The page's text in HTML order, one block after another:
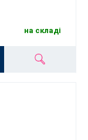
на складі